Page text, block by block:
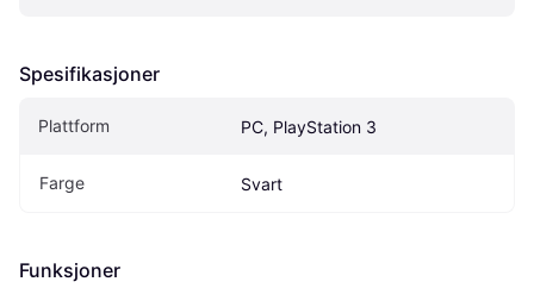
Spesifikasjoner
Plattform PC, PlayStation 3
Farge Svart
Funksjoner